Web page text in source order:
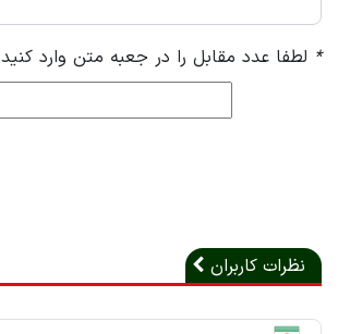
* لطفا عدد مقابل را در جعبه متن وارد کنید
نظرات کاربران